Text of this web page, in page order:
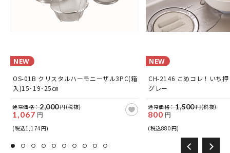
NEW
OS-01B クリスタルハーモニーザル3PC(箱
入)15･19･25㎝
通常価格：2,000円(税抜)
1,067 円
(税込1,174円)
NEW
CH-2146 こめコレ！いち
グレー
通常価格：1,500円(税抜)
800 円
(税込880円)